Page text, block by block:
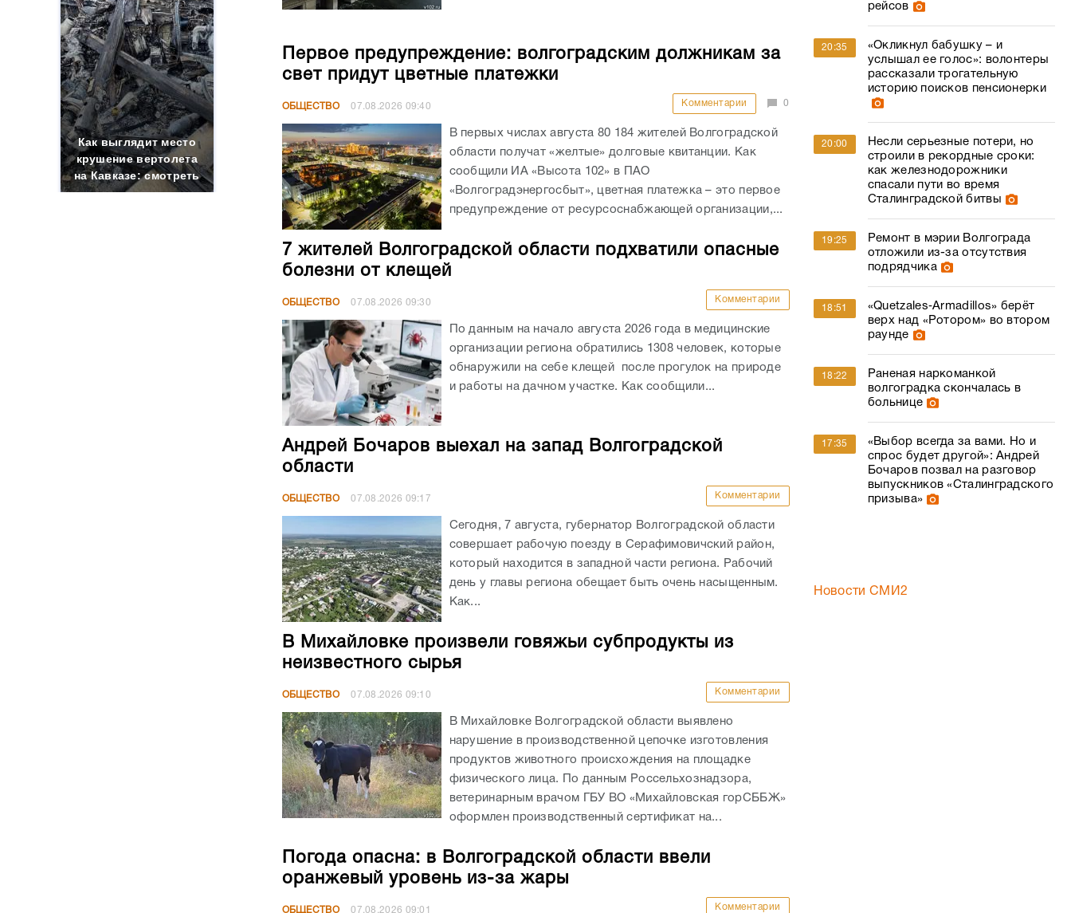
Как выглядит место
крушение вертолета
на Кавказе: смотреть
Первое предупреждение: волгоградским должникам за
свет придут цветные платежки
ОБЩЕСТВО 07.08.2026 09:40 Комментарии 0
В первых числах августа 80 184 жителей Волгоградской
области получат «желтые» долговые квитанции. Как
сообщили ИА «Высота 102» в ПАО
«Волгоградэнергосбыт», цветная платежка – это первое
предупреждение от ресурсоснабжающей организации,...
7 жителей Волгоградской области подхватили опасные
болезни от клещей
ОБЩЕСТВО 07.08.2026 09:30 Комментарии
По данным на начало августа 2026 года в медицинские
организации региона обратились 1308 человек, которые
обнаружили на себе клещей после прогулок на природе
и работы на дачном участке. Как сообщили...
Андрей Бочаров выехал на запад Волгоградской
области
ОБЩЕСТВО 07.08.2026 09:17 Комментарии
Сегодня, 7 августа, губернатор Волгоградской области
совершает рабочую поезду в Серафимовичский район,
который находится в западной части региона. Рабочий
день у главы региона обещает быть очень насыщенным.
Как...
В Михайловке произвели говяжьи субпродукты из
неизвестного сырья
ОБЩЕСТВО 07.08.2026 09:10 Комментарии
В Михайловке Волгоградской области выявлено
нарушение в производственной цепочке изготовления
продуктов животного происхождения на площадке
физического лица. По данным Россельхознадзора,
ветеринарным врачом ГБУ ВО «Михайловская горСББЖ»
оформлен производственный сертификат на...
Погода опасна: в Волгоградской области ввели
оранжевый уровень из-за жары
ОБЩЕСТВО 07.08.2026 09:01 Комментарии
рейсов
20:35
«Окликнул бабушку – и
услышал ее голос»: волонтеры
рассказали трогательную
историю поисков пенсионерки
20:00
Несли серьезные потери, но
строили в рекордные сроки:
как железнодорожники
спасали пути во время
Сталинградской битвы
19:25
Ремонт в мэрии Волгограда
отложили из-за отсутствия
подрядчика
18:51
«Quetzales‑Armadillos» берёт
верх над «Ротором» во втором
раунде
18:22
Раненая наркоманкой
волгоградка скончалась в
больнице
17:35
«Выбор всегда за вами. Но и
спрос будет другой»: Андрей
Бочаров позвал на разговор
выпускников «Сталинградского
призыва»
Новости СМИ2